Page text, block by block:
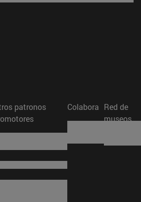
en nueva ventana)
ventana)
en nueva ventana)
ventana)
patronos
Colabora Red de
museos